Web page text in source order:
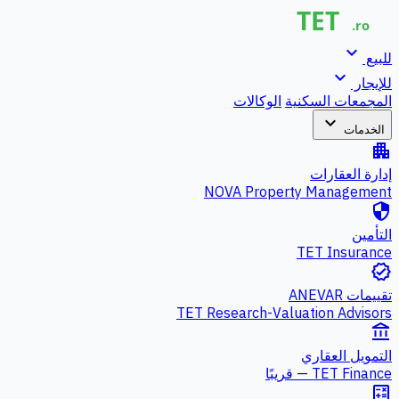
للبيع expand_more
للإيجار expand_more
المجمعات السكنية الوكالات
الخدمات expand_more
apartment
إدارة العقارات
NOVA Property Management
security
التأمين
TET Insurance
verified
تقييمات ANEVAR
TET Research-Valuation Advisors
account_balance
التمويل العقاري
TET Finance — قريبًا
calculate